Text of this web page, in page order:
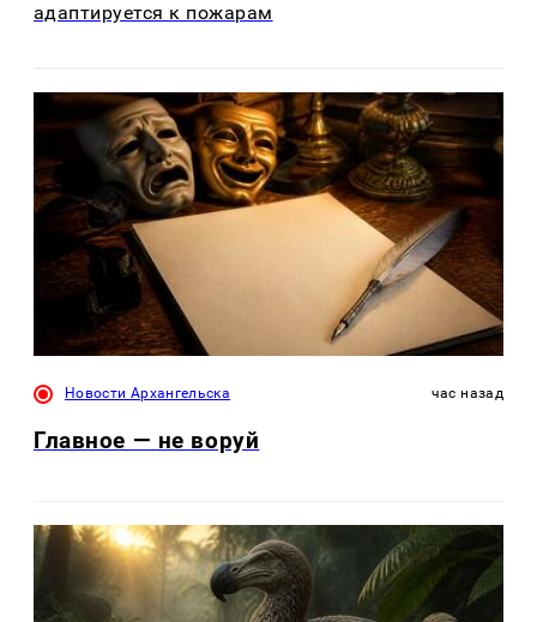
адаптируется к пожарам
Новости Архангельска час назад
Главное — не воруй